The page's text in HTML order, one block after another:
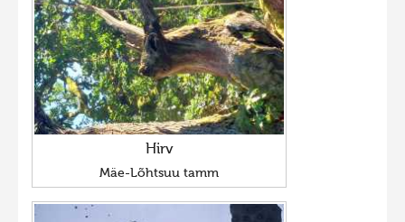
Hirv
Mäe-Lõhtsuu tamm